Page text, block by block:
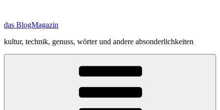
springen
das BlogMagazin
kultur, technik, genuss, wörter und andere absonderlichkeiten